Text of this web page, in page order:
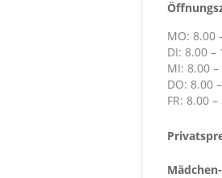
MO: 8.00
DI: 8.00 –
MI: 8.00
DO: 8.00
FR: 8.00